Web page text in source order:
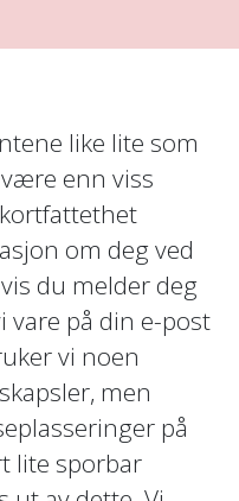
like lite som
enn viss
om deg ved
du melder deg
vare på din e-post
vi noen
men
på
lite sporbar